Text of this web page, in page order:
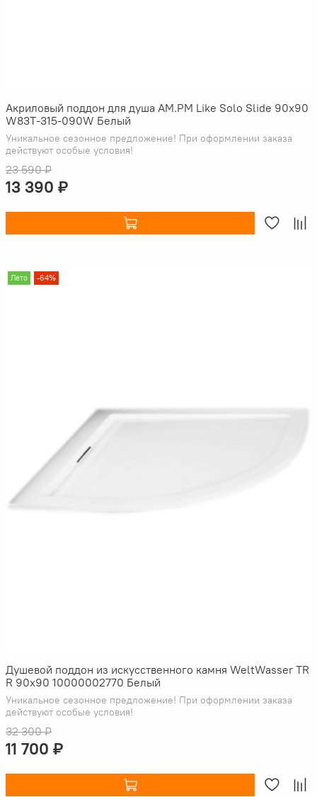
Акриловый поддон для душа AM.PM Like Solo Slide 90х90
W83T-315-090W Белый
Уникальное сезонное предложение! При оформлении заказа
действуют особые условия!
23 590 ₽
13 390 ₽
Лето -64%
Душевой поддон из искусственного камня WeltWasser TR
R 90x90 10000002770 Белый
Уникальное сезонное предложение! При оформлении заказа
действуют особые условия!
32 300 ₽
11 700 ₽